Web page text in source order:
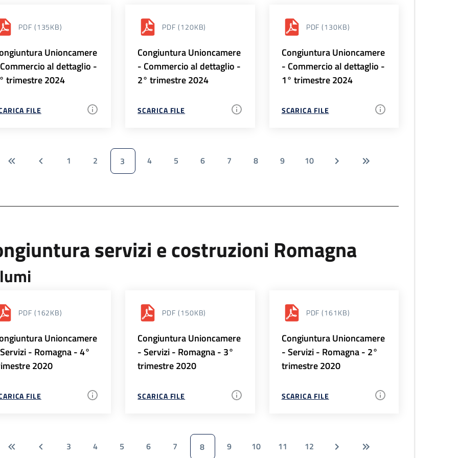
PDF (135KB)
Unioncamere
al dettaglio -
trimestre 2024
FILE
PDF (120KB)
Congiuntura Unioncamere
- Commercio al dettaglio -
2° trimestre 2024
SCARICA FILE
PDF (130KB)
Congiuntura Unioncamere
- Commercio al dettaglio -
1° trimestre 2024
SCARICA FILE
1 2 3 4 5 6 7 8 9 10
servizi e costruzioni Romagna
PDF (162KB)
Unioncamere
- Romagna - 4°
2020
FILE
PDF (150KB)
Congiuntura Unioncamere
- Servizi - Romagna - 3°
trimestre 2020
SCARICA FILE
PDF (161KB)
Congiuntura Unioncamere
- Servizi - Romagna - 2°
trimestre 2020
SCARICA FILE
3 4 5 6 7 8 9 10 11 12